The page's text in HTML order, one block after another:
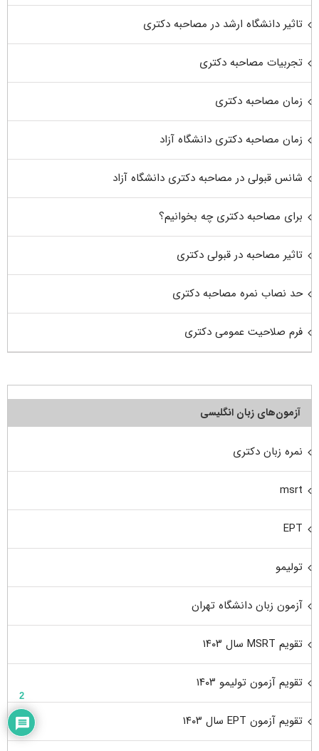
تاثیر دانشگاه ارشد در مصاحبه دکتری
تجربیات مصاحبه دکتری
زمان مصاحبه دکتری
زمان مصاحبه دکتری دانشگاه آزاد
شانس قبولی در مصاحبه دکتری دانشگاه آزاد
برای مصاحبه دکتری چه بخوانیم؟
تاثیر مصاحبه در قبولی دکتری
حد نصاب نمره مصاحبه دکتری
فرم صلاحیت عمومی دکتری
آزمون‌های زبان انگلیسی
نمره زبان دکتری
msrt
EPT
تولیمو
آزمون زبان دانشگاه تهران
تقویم MSRT سال ۱۴۰۳
تقویم آزمون تولیمو ۱۴۰۳
تقویم آزمون EPT سال ۱۴۰۳
2